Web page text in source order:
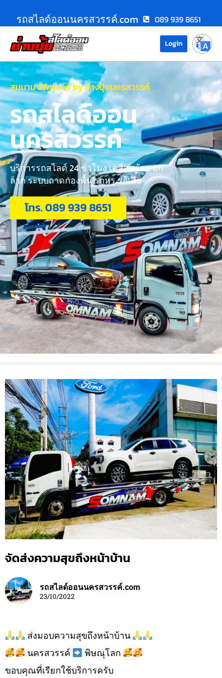
รถสไลด์ออนนครสวรรค์.com 089 939 8651
Login
สมนาม ซัพพลาย by ช่างปุ้ยนครสวรรค์
รถสไลด์ออน
นครสวรรค์
บริการรถสไลด์ 24 ชั่วโมง เคลื่อนย้าย ยก
ลาก ระบบถาดกองพื้น รถหรู รถเสีย
โทร. 089 939 8651
จัดส่งความสุขถึงหน้าบ้าน
รถสไลด์ออนนครสวรรค์.com
23/10/2022
ส่งมอบความสุขถึงหน้าบ้าน
นครสวรรค์
พิษณุโลก
ขอบคุณที่เรียกใช้บริการครับ